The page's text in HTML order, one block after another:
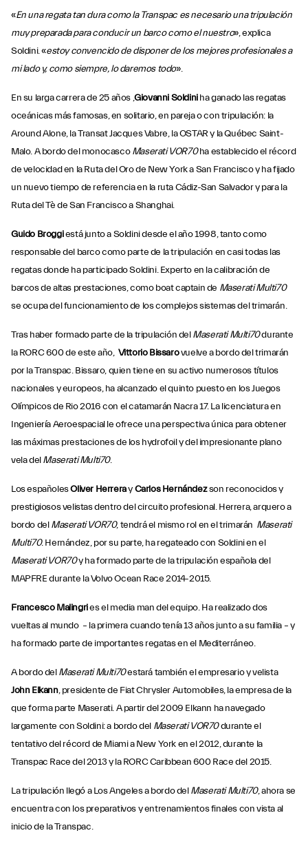
«En una regata tan dura como la Transpac es necesario una tripulación
muy preparada para conducir un barco como el nuestro», explica
Soldini. «estoy convencido de disponer de los mejores profesionales a
mi lado y, como siempre, lo daremos todo».
En su larga carrera de 25 años ,Giovanni Soldiniha ganado las regatas
oceánicas más famosas, en solitario, en pareja o con tripulación: la
Around Alone, la Transat Jacques Vabre, la OSTAR y la Québec Saint-
Malo. A bordo del monocascoMaserati VOR70ha establecido el récord
de velocidad en la Ruta del Oro de New York a San Francisco y ha fijado
un nuevo tiempo de referencia en la ruta Cádiz-San Salvador y para la
Ruta del Tè de San Francisco a Shanghai.
Guido Broggiestá junto a Soldini desde el año 1998, tanto como
responsable del barco como parte de la tripulación en casi todas las
regatas donde ha participado Soldini. Experto en la calibración de
barcos de altas prestaciones, como boat captain de Maserati Multi70
se ocupa del funcionamiento de los complejos sistemas del trimarán.
Tras haber formado parte de la tripulación delMaserati Multi70durante
la RORC 600 de este año, Vittorio Bissarovuelve a bordo del trimarán
por la Transpac. Bissaro, quien tiene en su activo numerosos títulos
nacionales y europeos, ha alcanzado el quinto puesto en los Juegos
Olímpicos de Rio 2016 con el catamarán Nacra 17. La licenciatura en
Ingeniería Aeroespacial le ofrece una perspectiva única para obtener
las máximas prestaciones de los hydrofoil y del impresionante plano
vela delMaserati Multi70.
Los españolesOliver HerrerayCarlos Hernándezson reconocidos y
prestigiosos velistas dentro del circuito profesional. Herrera, arquero a
bordo delMaserati VOR70, tendrá el mismo rol en el trimarán Maserati
Multi70. Hernández, por su parte, ha regateado con Soldini en el
Maserati VOR70y ha formado parte de la tripulación española del
MAPFRE durante la Volvo Ocean Race 2014-2015.
Francesco Malingries el media man del equipo. Ha realizado dos
vueltas al mundo – la primera cuando tenía 13 años junto a su familia – y
ha formado parte de importantes regatas en el Mediterráneo.
A bordo delMaserati Multi70estará también el empresario y velista
John Elkann, presidente de Fiat Chrysler Automobiles, la empresa de la
que forma parte Maserati. A partir del 2009 Elkann ha navegado
largamente con Soldini: a bordo del Maserati VOR70durante el
tentativo del récord de Miami a New York en el 2012, durante la
Transpac Race del 2013 y la RORC Caribbean 600 Race del 2015.
La tripulación llegó a Los Angeles a bordo delMaserati Multi70, ahora se
encuentra con los preparativos y entrenamientos finales con vista al
inicio de la Transpac.